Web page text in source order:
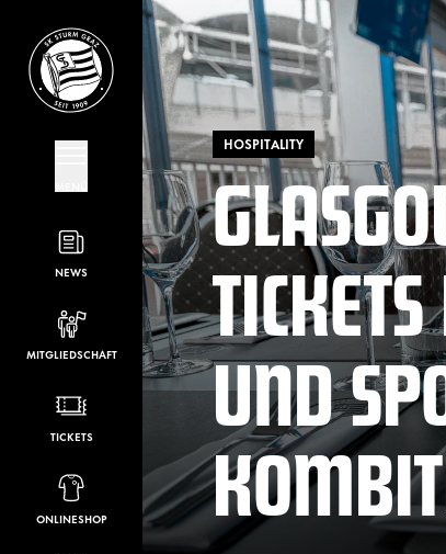
NEWS
MITGLIEDSCHAFT
TICKETS
ONLINESHOP
HOSPITALITY
UND